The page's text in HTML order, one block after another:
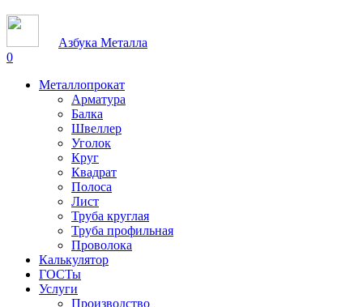
Азбука Металла
0
Металлопрокат
Арматура
Балка
Швеллер
Уголок
Круг
Квадрат
Полоса
Лист
Труба круглая
Труба профильная
Проволока
Калькулятор
ГОСТы
Услуги
Производство